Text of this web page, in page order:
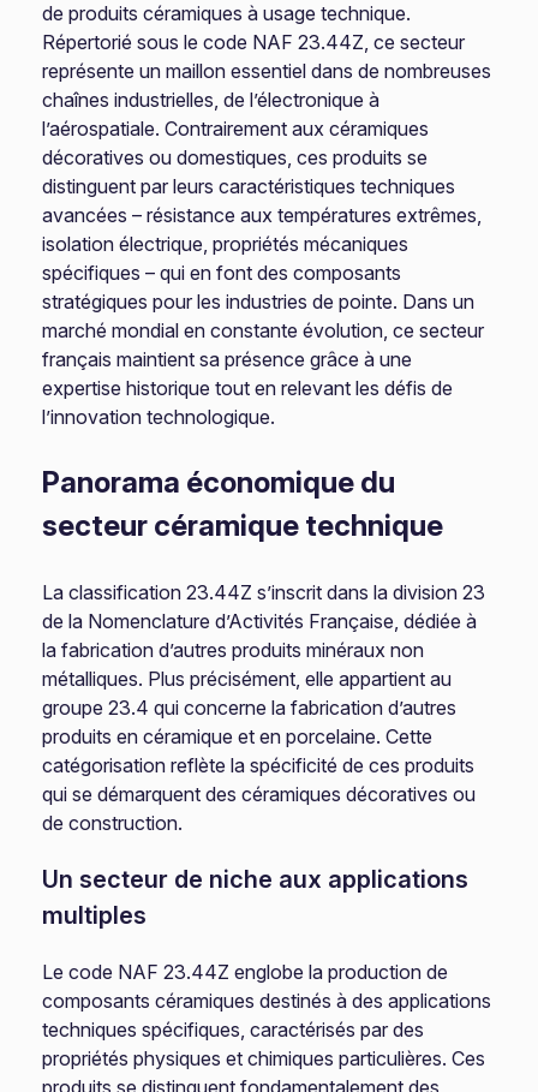
de produits céramiques à usage technique.
Répertorié sous le code NAF 23.44Z, ce secteur
représente un maillon essentiel dans de nombreuses
chaînes industrielles, de l’électronique à
l’aérospatiale. Contrairement aux céramiques
décoratives ou domestiques, ces produits se
distinguent par leurs caractéristiques techniques
avancées – résistance aux températures extrêmes,
isolation électrique, propriétés mécaniques
spécifiques – qui en font des composants
stratégiques pour les industries de pointe. Dans un
marché mondial en constante évolution, ce secteur
français maintient sa présence grâce à une
expertise historique tout en relevant les défis de
l’innovation technologique.
Panorama économique du
secteur céramique technique
La classification 23.44Z s’inscrit dans la division 23
de la Nomenclature d’Activités Française, dédiée à
la fabrication d’autres produits minéraux non
métalliques. Plus précisément, elle appartient au
groupe 23.4 qui concerne la fabrication d’autres
produits en céramique et en porcelaine. Cette
catégorisation reflète la spécificité de ces produits
qui se démarquent des céramiques décoratives ou
de construction.
Un secteur de niche aux applications
multiples
Le code NAF 23.44Z englobe la production de
composants céramiques destinés à des applications
techniques spécifiques, caractérisés par des
propriétés physiques et chimiques particulières. Ces
produits se distinguent fondamentalement des